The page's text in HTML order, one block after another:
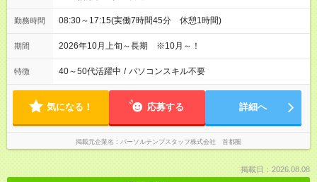
勤務時間 08:30～17:15(実働7時間45分 休憩1時間)
期間 2026年10月上旬～長期 ※10月～！
特徴 40～50代活躍中 / パソコンスキル不要
気になる！ 応募する 詳細へ
掲載元企業名 パーソルテンプスタッフ株式会社 首都圏
掲載日：2026.08.08